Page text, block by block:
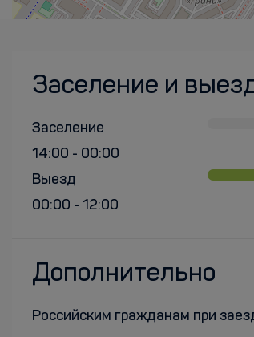
Заселение и
Заселение
14:00 - 00:00
Выезд
00:00 - 12:00
Дополнительно
Российским гражданам при